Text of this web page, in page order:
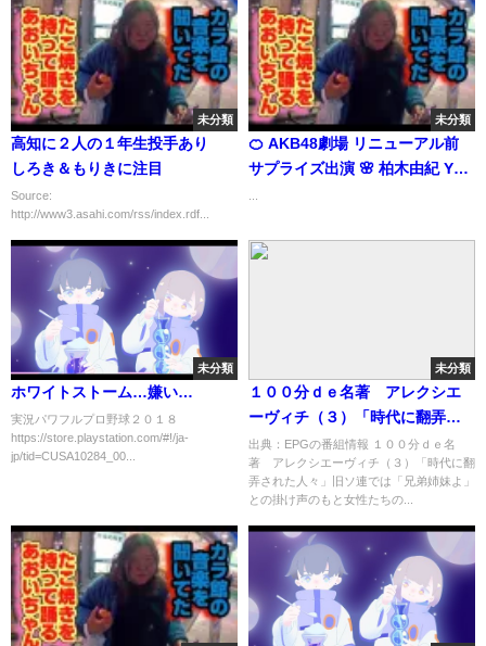
未分類
高知に２人の１年生投手あり
しろき＆もりきに注目
Source:
http://www3.asahi.com/rss/index.rdf...
未分類
🍊 AKB48劇場 リニューアル前
サプライズ出演 🌸 柏木由紀 Yuki
未分類
ホワイトストーム…嫌い…
実況パワフルプロ野球２０１８
https://store.playstation.com/#!/ja-
jp/tid=CUSA10284_00...
未分類
１００分ｄｅ名著 アレクシエ
ーヴィチ（３）「時代に翻弄さ
れた人々」[解][字]…の番組内容
解析まとめ
出典：EPGの番組情報 １００分ｄｅ名
著 アレクシエーヴィチ（３）「時代に翻
弄された人々」旧ソ連では「兄弟姉妹よ」
との掛け声のもと女性たちの...